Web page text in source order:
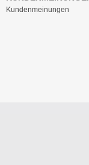
Kundenmeinungen